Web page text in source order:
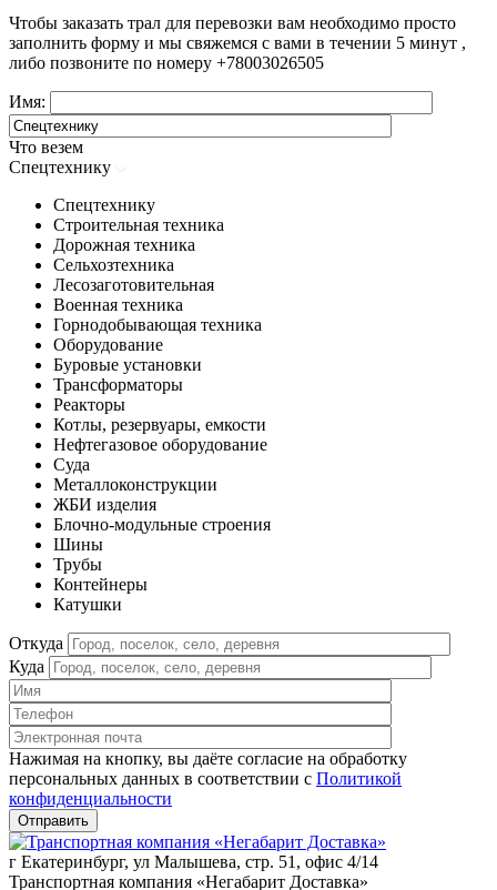
Чтобы заказать трал для перевозки вам необходимо просто
заполнить форму и мы свяжемся с вами в течении 5 минут ,
либо позвоните по номеру +78003026505
Имя:
Что везем
Спецтехнику
Спецтехнику
Строительная техника
Дорожная техника
Сельхозтехника
Лесозаготовительная
Военная техника
Горнодобывающая техника
Оборудование
Буровые установки
Трансформаторы
Реакторы
Котлы, резервуары, емкости
Нефтегазовое оборудование
Cуда
Металлоконструкции
ЖБИ изделия
Блочно-модульные строения
Шины
Трубы
Контейнеры
Катушки
Откуда
Куда
Нажимая на кнопку, вы даёте согласие на обработку
персональных данных в соответствии c Политикой
конфиденциальности
г Екатеринбург, ул Малышева, стр. 51, офис 4/14
Транспортная компания «Негабарит Доставка»